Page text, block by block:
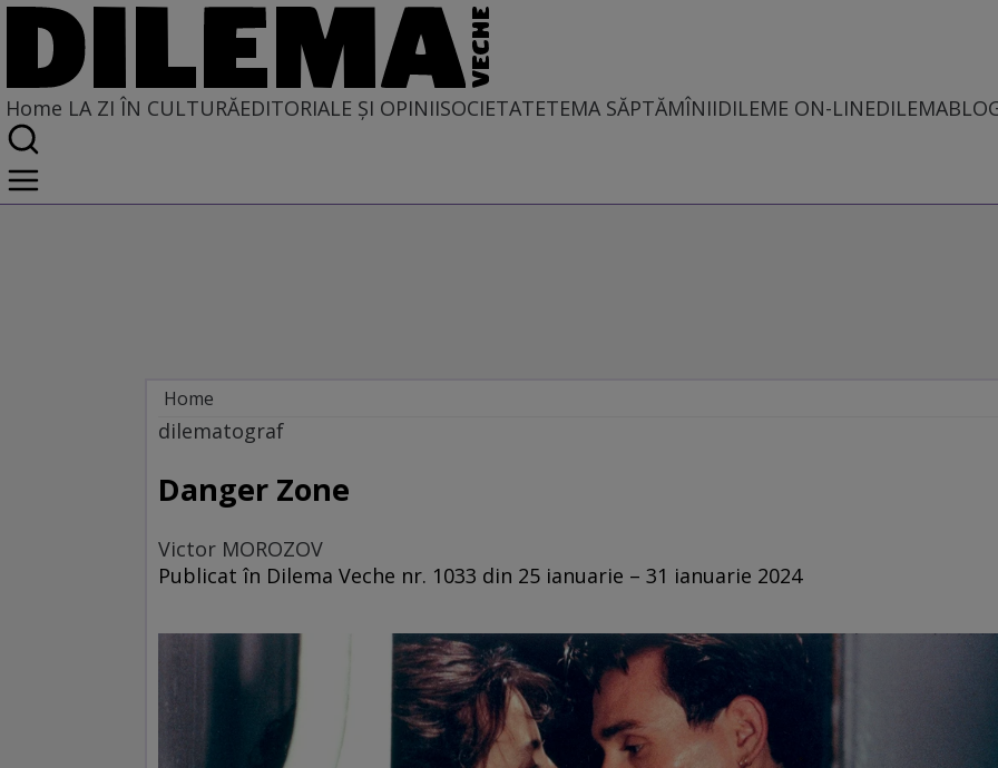
Home LA ZI ÎN CULTURĂEDITORIALE ȘI OPINIISOCIETATETEMA SĂPTĂMÎNIIDILEME ON-LINE
Home
La zi în cultură
dilematograf
Danger Zone
Victor MOROZOV
Publicat în Dilema Veche nr. 1033 din 25 ianuarie – 31 ianuarie 2024